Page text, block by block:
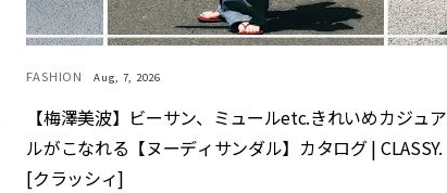
FASHION Aug, 7, 2026
【梅澤美波】ビーサン、ミュールetc.きれいめカジュア
ルがこなれる【ヌーディサンダル】カタログ | CLASSY.
[クラッシィ]